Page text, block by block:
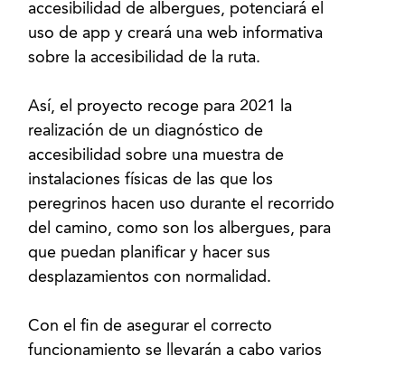
accesibilidad de albergues, potenciará el
uso de app y creará una web informativa
sobre la accesibilidad de la ruta.
Así, el proyecto recoge para 2021 la
realización de un diagnóstico de
accesibilidad sobre una muestra de
instalaciones físicas de las que los
peregrinos hacen uso durante el recorrido
del camino, como son los albergues, para
que puedan planificar y hacer sus
desplazamientos con normalidad.
Con el fin de asegurar el correcto
funcionamiento se llevarán a cabo varios